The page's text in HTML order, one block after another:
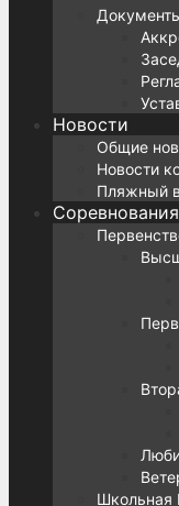
Новости
Общие
Новости
Пляжный
Соревнования
Школьная